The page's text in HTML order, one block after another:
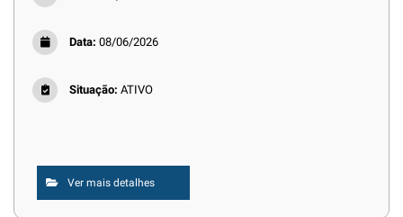
Data: 08/06/2026
Situação: ATIVO
Ver mais detalhes